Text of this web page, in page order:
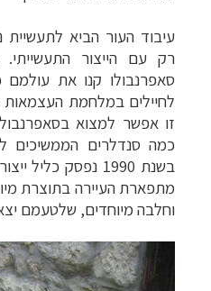
עיבוד העור הביא
רק עם הייצור
סאפרנבולו קנו את
לחיילים במלחמת
זו אפשר למצוא
כמה סנדלרים הממשיכים
בשנת 1990 נפסק
מתפארת העיירה בתוצרת
וחלבה מיוחדים, שלטעמם